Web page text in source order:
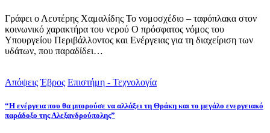
Γράφει ο Λευτέρης Χαμαλίδης Το νομοσχέδιο – ταφόπλακα στον
κοινωνικό χαρακτήρα του νερού Ο πρόσφατος νόμος του
Υπουργείου Περιβάλλοντος και Ενέργειας για τη διαχείριση των
υδάτων, που παραδίδει…
Απόψεις Έβρος Επιστήμη - Τεχνολογία
“Η ενέργεια που θα μπορούσε να αλλάξει τη Θράκη και το μεγάλο ενεργειακό
παράδοξο της Αλεξανδρούπολης”